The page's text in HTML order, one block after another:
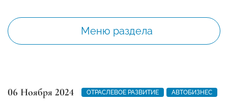
Меню раздела
06 Ноября 2024 ОТРАСЛЕВОЕ РАЗВИТИЕ АВТОБИЗНЕС